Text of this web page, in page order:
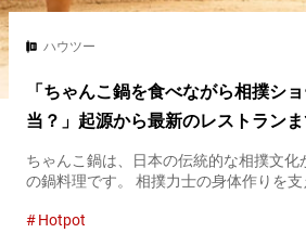
ハウツー
「ちゃんこ鍋を食べながら相撲シ
当？」起源から最新のレストランま
ちゃんこ鍋は、日本の伝統的な相撲文化
の鍋料理です。 相撲力士の身体作りを支
できます。肉や魚介類、野菜がたっぷり
Hotpot